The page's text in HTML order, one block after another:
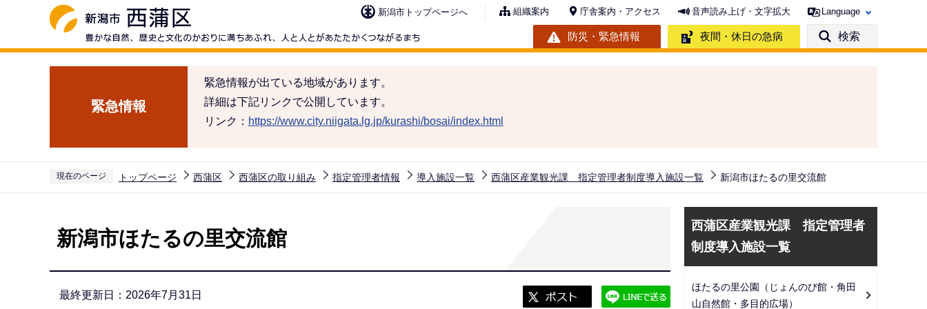
ペ
新潟市トップページへ 組織案内 庁舎案内・アクセス 音声読み上げ・文字拡大 Language
防災・緊急情報 夜間・休日の急病 検索
緊急情報
緊急情報が出ている地域があります。
詳細は下記リンクで公開しています。
リンク： https://www.city.niigata.lg.jp/kurashi/bosai/index.html
現在のページ トップページ 西蒲区 西蒲区の取り組み 指定管理者情報 導入施設一覧 西蒲区産業観光課 指定管理者制度導入施設一覧 新潟市ほたるの里交流館
新潟市ほたるの里交流館
最終更新日：2026年7月31日
ブ
ナ
ゲ
西蒲区産業観光課 指定管理者
制度導入施設一覧
ほたるの里公園（じょんのび館・角田
山自然館・多目的広場）